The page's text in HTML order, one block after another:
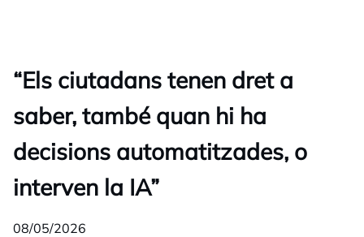
“Els ciutadans tenen dret a
saber, també quan hi ha
decisions automatitzades, o
interven la IA”
08/05/2026